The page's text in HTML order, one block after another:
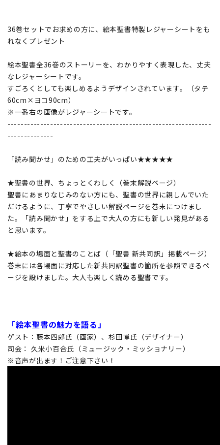
36巻セットでお求めの方に、絵本聖書特製レジャーシートをも
れなくプレゼント
絵本聖書全36巻のストーリーを、わかりやすく表現した、丈夫
なレジャーシートです。
すごろくとしても楽しめるようデザインされています。（タテ
60cm×ヨコ90cm）
※一番右の画像がレジャーシートです。
--------------------------------------------------------------
--------------
「読み聞かせ」のための工夫がいっぱい★★★★★
★聖書の世界、ちょっとくわしく（巻末解説ページ）
聖書にあまりなじみのない方にも、聖書の世界に親しんでいた
だけるように、丁寧でやさしい解説ページを巻末につけまし
た。「読み聞かせ」をする上で大人の方にも新しい発見がある
と思います。
★絵本の場面と聖書のことば（「聖書 新共同訳」掲載ページ）
巻末には各場面に対応した新共同訳聖書の箇所を参照できるペ
ージを設けました。大人も楽しく読める聖書です。
「絵本聖書の魅力を語る」
ゲスト：藤本四郎氏（画家）、杉田博氏（デザイナー）
司会： 久米小百合氏（ミュージック・ミッショナリー）
※音声が出ます！ご注意下さい！